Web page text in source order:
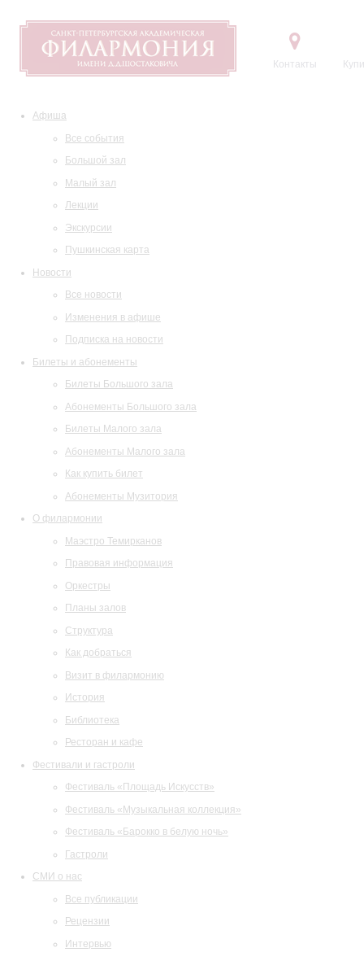
Контакты
Афиша
Все события
Большой зал
Малый зал
Лекции
Экскурсии
Пушкинская карта
Новости
Все новости
Изменения в афише
Подписка на новости
Билеты и абонементы
Билеты Большого зала
Абонементы Большого зала
Билеты Малого зала
Абонементы Малого зала
Как купить билет
Абонементы Музитория
О филармонии
Маэстро Темирканов
Правовая информация
Оркестры
Планы залов
Структура
Как добраться
Визит в филармонию
История
Библиотека
Ресторан и кафе
Фестивали и гастроли
Фестиваль «Площадь Искусств»
Фестиваль «Музыкальная коллекция»
Фестиваль «Барокко в белую ночь»
Гастроли
СМИ о нас
Все публикации
Рецензии
Интервью